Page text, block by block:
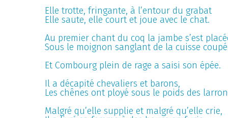
Elle trotte, fringante, à l’entour du grabat
Elle saute, elle court et joue avec le chat.
Au premier chant du coq la jambe s’est
Sous le moignon sanglant de la cuisse
Et Combourg plein de rage a saisi son épée.
Il a décapité chevaliers et barons,
Les chênes ont ployé sous le poids des
Malgré qu’elle supplie et malgré qu’elle crie,